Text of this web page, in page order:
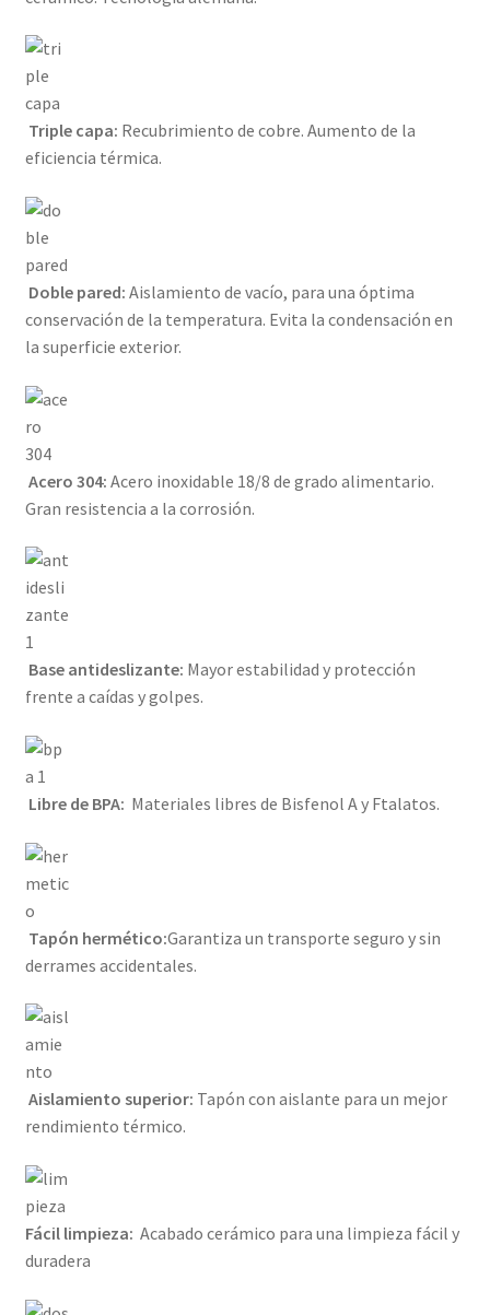
Triple capa: Recubrimiento de cobre. Aumento de la
eficiencia térmica.
Doble pared: Aislamiento de vacío, para una óptima
conservación de la temperatura. Evita la condensación en
la superficie exterior.
Acero 304: Acero inoxidable 18/8 de grado alimentario.
Gran resistencia a la corrosión.
Base antideslizante: Mayor estabilidad y protección
frente a caídas y golpes.
Libre de BPA: Materiales libres de Bisfenol A y Ftalatos.
Tapón hermético:Garantiza un transporte seguro y sin
derrames accidentales.
Aislamiento superior: Tapón con aislante para un mejor
rendimiento térmico.
Fácil limpieza: Acabado cerámico para una limpieza fácil y
duradera